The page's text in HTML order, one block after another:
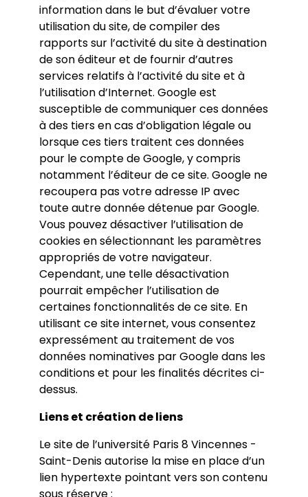
information dans le but d’évaluer votre
utilisation du site, de compiler des
rapports sur l’activité du site à destination
de son éditeur et de fournir d’autres
services relatifs à l’activité du site et à
l’utilisation d’Internet. Google est
susceptible de communiquer ces données
à des tiers en cas d’obligation légale ou
lorsque ces tiers traitent ces données
pour le compte de Google, y compris
notamment l’éditeur de ce site. Google ne
recoupera pas votre adresse IP avec
toute autre donnée détenue par Google.
Vous pouvez désactiver l’utilisation de
cookies en sélectionnant les paramètres
appropriés de votre navigateur.
Cependant, une telle désactivation
pourrait empêcher l’utilisation de
certaines fonctionnalités de ce site. En
utilisant ce site internet, vous consentez
expressément au traitement de vos
données nominatives par Google dans les
conditions et pour les finalités décrites ci-
dessus.
Liens et création de liens
Le site de l’université Paris 8 Vincennes -
Saint-Denis autorise la mise en place d’un
lien hypertexte pointant vers son contenu